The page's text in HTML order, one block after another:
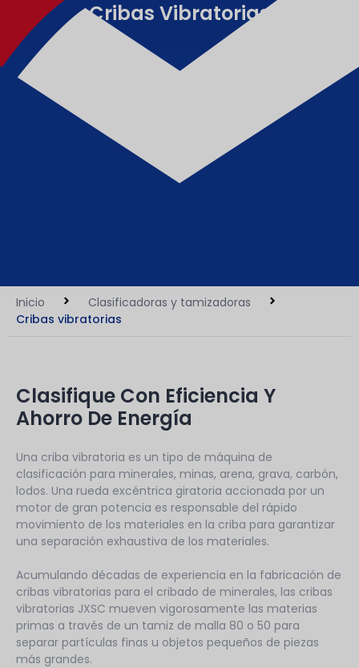
Cribas Vibratorias
Inicio
Clasificadoras y tamizadoras
Cribas vibratorias
Clasifique Con Eficiencia Y
Ahorro De Energía
Una criba vibratoria es un tipo de máquina de
clasificación para minerales, minas, arena, grava, carbón,
lodos. Una rueda excéntrica giratoria accionada por un
motor de gran potencia es responsable del rápido
movimiento de los materiales en la criba para garantizar
una separación exhaustiva de los materiales.
Acumulando décadas de experiencia en la fabricación de
cribas vibratorias para el cribado de minerales, las cribas
vibratorias JXSC mueven vigorosamente las materias
primas a través de un tamiz de malla 80 o 50 para
separar partículas finas u objetos pequeños de piezas
más grandes.